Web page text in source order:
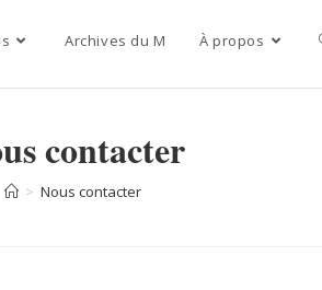
Archives du M À propos
contacter
> Nous contacter